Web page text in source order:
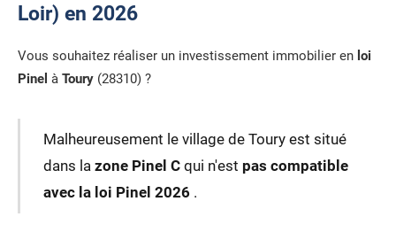
Loir) en 2026
Vous souhaitez réaliser un investissement immobilier en loi
Pinel à Toury (28310) ?
Malheureusement le village de Toury est situé
dans la zone Pinel Cqui n'est pas compatible
avec la loi Pinel 2026 .